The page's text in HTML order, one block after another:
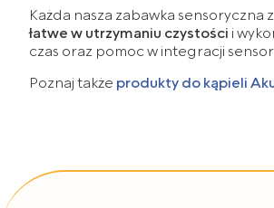
Każda nasza zabawka sensoryczna
łatwe w utrzymaniu czystości i
czas oraz pomoc w integracji
Poznaj także produkty do kąpieli